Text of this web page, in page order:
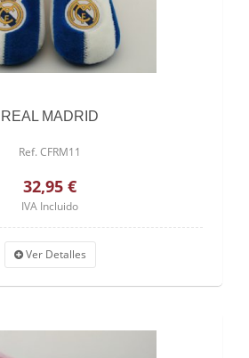
REAL MADRID
Ref. CFRM11
32,95 €
IVA Incluido
Ver Detalles